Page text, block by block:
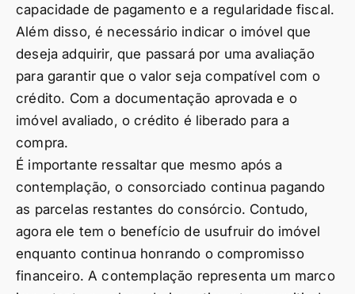
capacidade de pagamento e a regularidade fiscal.
Além disso, é necessário indicar o imóvel que
deseja adquirir, que passará por uma avaliação
para garantir que o valor seja compatível com o
crédito. Com a documentação aprovada e o
imóvel avaliado, o crédito é liberado para a
compra.
É importante ressaltar que mesmo após a
contemplação, o consorciado continua pagando
as parcelas restantes do consórcio. Contudo,
agora ele tem o benefício de usufruir do imóvel
enquanto continua honrando o compromisso
financeiro. A contemplação representa um marco